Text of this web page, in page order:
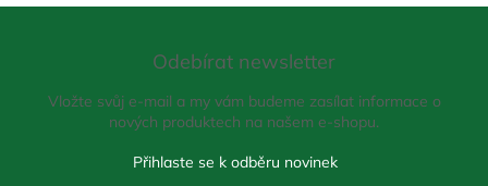
Odebírat newsletter
Vložte svůj e-mail a my vám budeme zasílat informace o
nových produktech na našem e-shopu.